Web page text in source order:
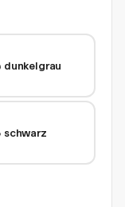
dunkelgrau
schwarz